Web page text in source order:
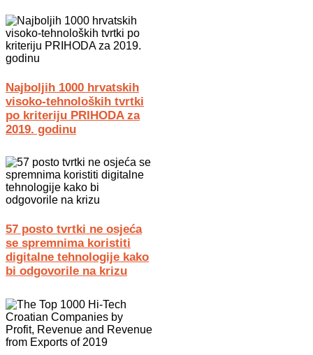
Najboljih 1000 hrvatskih
visoko-tehnoloških tvrtki
po kriteriju PRIHODA za
2019. godinu
57 posto tvrtki ne osjeća
se spremnima koristiti
digitalne tehnologije kako
bi odgovorile na krizu